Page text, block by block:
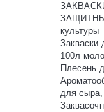
культуры
Закваски
100л
Плесень
для